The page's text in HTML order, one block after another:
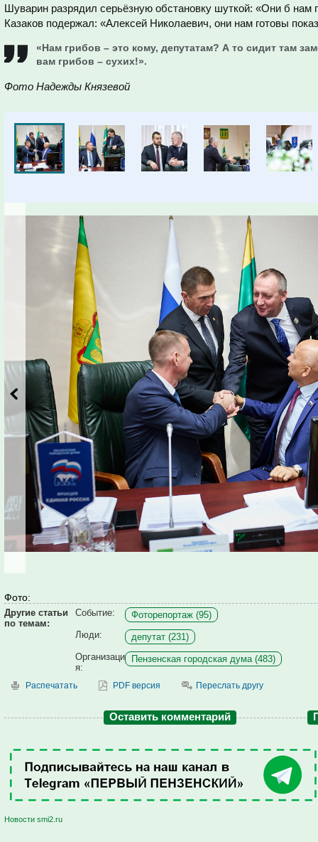
Шуварин разрядил серьёзную обстановку шуткой: «Они б нам
Казаков подержал: «Алексей Николаевич, они нам готовы
«Нам грибов – это кому, депутатам? А то сидит там
вам грибов – сухих!».
Фото Надежды Князевой
Фото:
Другие статьи
по темам:
Событие:
Фоторепортаж (95)
Люди:
депутат (231)
Организаци
я:
Пензенская городская дума (483)
Распечатать PDF версия Переслать другу
Оставить комментарий
Новости smi2.ru